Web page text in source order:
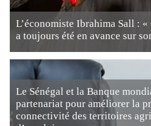
L’économiste Ibrahima Sall :
a toujours été en avance sur
Le Sénégal et la Banque
partenariat pour améliorer la
connectivité des territoires